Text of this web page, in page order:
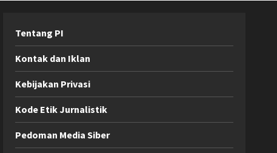
Tentang PI
Kontak dan Iklan
Kebijakan Privasi
Kode Etik Jurnalistik
Pedoman Media Siber